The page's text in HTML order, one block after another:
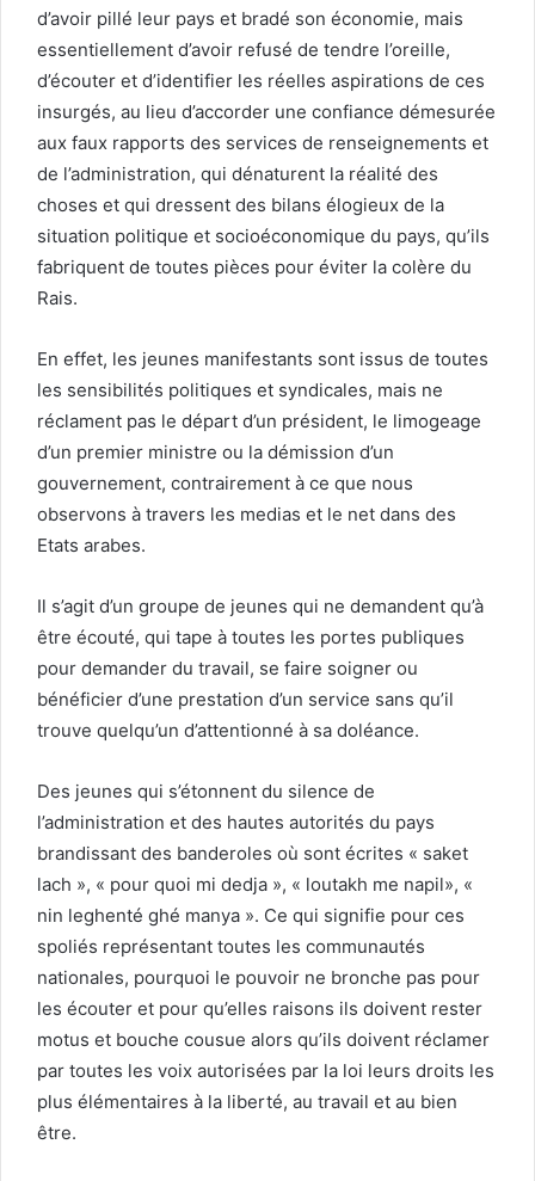
d’avoir pillé leur pays et bradé son économie, mais
essentiellement d’avoir refusé de tendre l’oreille,
d’écouter et d’identifier les réelles aspirations de ces
insurgés, au lieu d’accorder une confiance démesurée
aux faux rapports des services de renseignements et
de l’administration, qui dénaturent la réalité des
choses et qui dressent des bilans élogieux de la
situation politique et socioéconomique du pays, qu’ils
fabriquent de toutes pièces pour éviter la colère du
Rais.
En effet, les jeunes manifestants sont issus de toutes
les sensibilités politiques et syndicales, mais ne
réclament pas le départ d’un président, le limogeage
d’un premier ministre ou la démission d’un
gouvernement, contrairement à ce que nous
observons à travers les medias et le net dans des
Etats arabes.
Il s’agit d’un groupe de jeunes qui ne demandent qu’à
être écouté, qui tape à toutes les portes publiques
pour demander du travail, se faire soigner ou
bénéficier d’une prestation d’un service sans qu’il
trouve quelqu’un d’attentionné à sa doléance.
Des jeunes qui s’étonnent du silence de
l’administration et des hautes autorités du pays
brandissant des banderoles où sont écrites « saket
lach », « pour quoi mi dedja », « loutakh me napil», «
nin leghenté ghé manya ». Ce qui signifie pour ces
spoliés représentant toutes les communautés
nationales, pourquoi le pouvoir ne bronche pas pour
les écouter et pour qu’elles raisons ils doivent rester
motus et bouche cousue alors qu’ils doivent réclamer
par toutes les voix autorisées par la loi leurs droits les
plus élémentaires à la liberté, au travail et au bien
être.